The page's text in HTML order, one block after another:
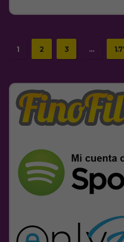
1 2 3 …